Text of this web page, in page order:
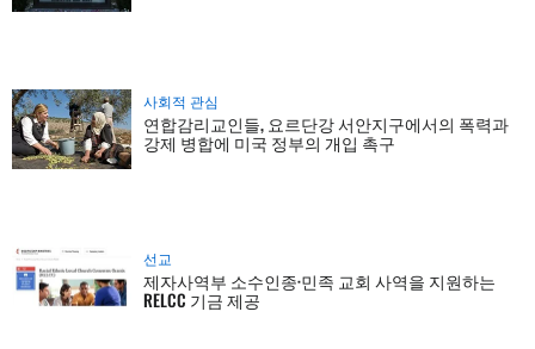
사회적 관심
연합감리교인들, 요르단강 서안지구에서의 폭력과
강제 병합에 미국 정부의 개입 촉구
선교
제자사역부 소수인종·민족 교회 사역을 지원하는
RELCC 기금 제공